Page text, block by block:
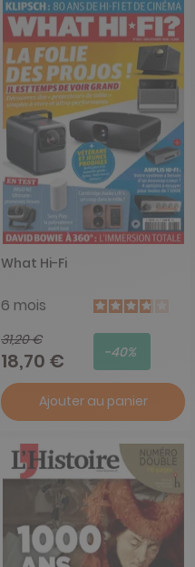
What Hi-Fi
6 mois
31,20 €
18,70 € -40%
Ajouter au panier